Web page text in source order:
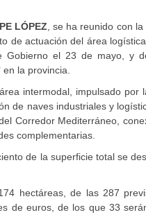
LÓPEZ , se ha reunido con
de actuación del área
el 23 de mayo, y
la provincia.
intermodal, impulsado por
de naves industriales y
Corredor Mediterráneo,
complementarias.
de la superficie total se
hectáreas, de las 287
de euros, de los que 33